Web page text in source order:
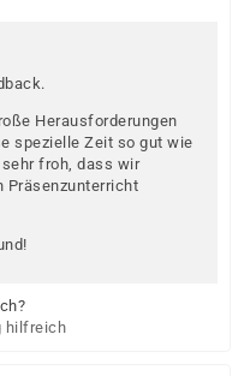
Herausforderungen
spezielle Zeit so gut wie
froh, dass wir
Präsenzunterricht
hilfreich